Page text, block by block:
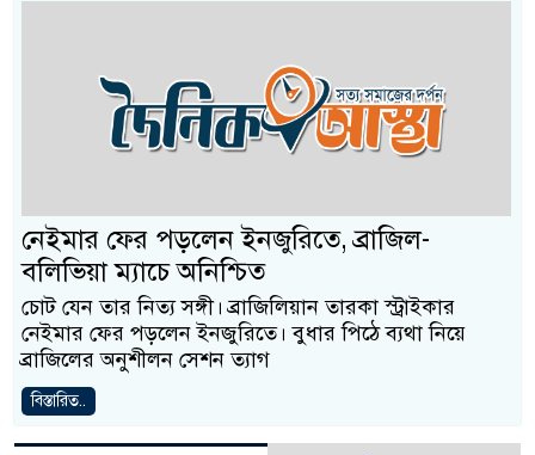
নেইমার ফের পড়লেন ইনজুরিতে, ব্রাজিল-
বলিভিয়া ম্যাচে অনিশ্চিত
চোট যেন তার নিত্য সঙ্গী। ব্রাজিলিয়ান তারকা স্ট্রাইকার
নেইমার ফের পড়লেন ইনজুরিতে। বুধার পিঠে ব্যথা নিয়ে
ব্রাজিলের অনুশীলন সেশন ত্যাগ
বিস্তারিত..